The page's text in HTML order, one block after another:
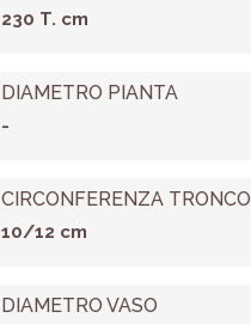
230 T. cm
DIAMETRO PIANTA
-
CIRCONFERENZA TRONCO
10/12 cm
DIAMETRO VASO